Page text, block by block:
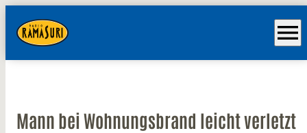
menu
Mann bei Wohnungsbrand leicht verletzt